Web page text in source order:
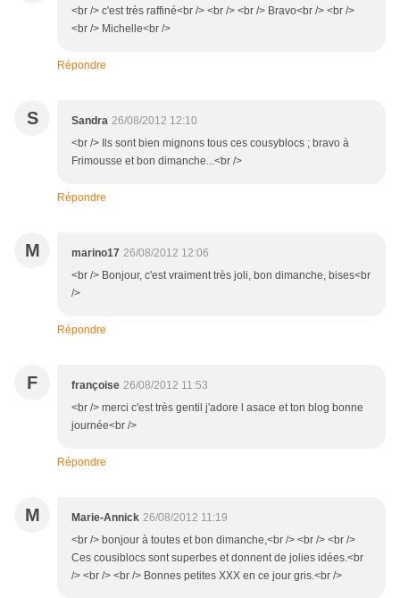
<br /> c'est très raffiné<br /> <br /> <br /> Bravo<br /> <br />
<br /> Michelle<br />
Répondre
S Sandra 26/08/2012 12:10
<br /> Ils sont bien mignons tous ces cousyblocs ; bravo à
Frimousse et bon dimanche...<br />
Répondre
M marino17 26/08/2012 12:06
<br /> Bonjour, c'est vraiment très joli, bon dimanche, bises<br
/>
Répondre
F françoise 26/08/2012 11:53
<br /> merci c'est très gentil j'adore l asace et ton blog bonne
journée<br />
Répondre
M Marie-Annick 26/08/2012 11:19
<br /> bonjour à toutes et bon dimanche,<br /> <br /> <br />
Ces cousiblocs sont superbes et donnent de jolies idées.<br
/> <br /> <br /> Bonnes petites XXX en ce jour gris.<br />